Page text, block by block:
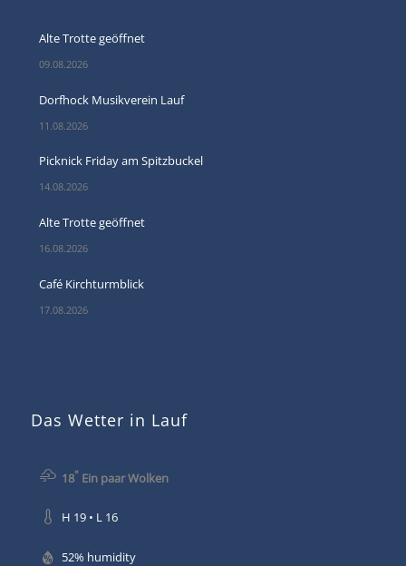
Alte Trotte geöffnet
09.08.2026
Dorfhock Musikverein Lauf
11.08.2026
Picknick Friday am Spitzbuckel
14.08.2026
Alte Trotte geöffnet
16.08.2026
Café Kirchturmblick
17.08.2026
Das Wetter in Lauf
18°Ein paar Wolken
H 19 • L 16
52% humidity